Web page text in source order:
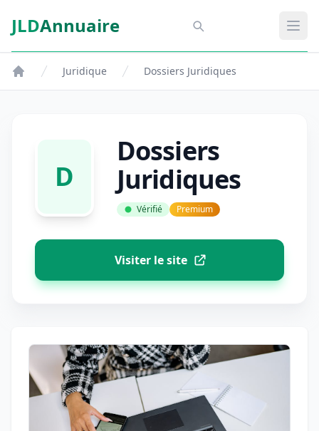
Aspect SDM
JLDAnnuaire
Juridique Dossiers Juridiques
D
Dossiers
Juridiques
Vérifié Premium
Visiter le site